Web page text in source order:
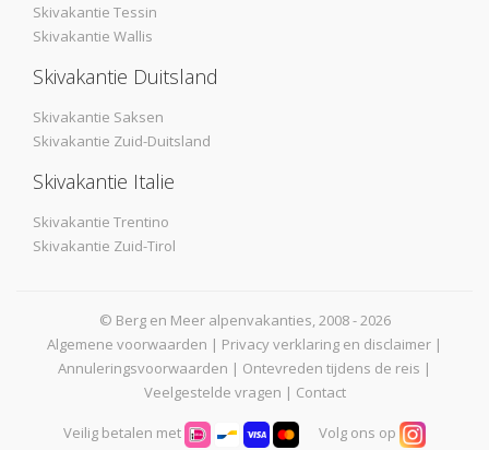
Skivakantie Tessin
Skivakantie Wallis
Skivakantie Duitsland
Skivakantie Saksen
Skivakantie Zuid-Duitsland
Skivakantie Italie
Skivakantie Trentino
Skivakantie Zuid-Tirol
© Berg en Meer alpenvakanties, 2008 - 2026
Algemene voorwaarden | Privacy verklaring en disclaimer |
Annuleringsvoorwaarden | Ontevreden tijdens de reis |
Veelgestelde vragen | Contact
Veilig betalen met Volg ons op